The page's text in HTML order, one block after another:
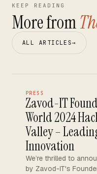
KEEP READING
More from
ALL ARTICLES→
PRESS
Zavod-IT
World 2024
Valley –
Innovation
We’re thrilled to
by Zavod-IT's